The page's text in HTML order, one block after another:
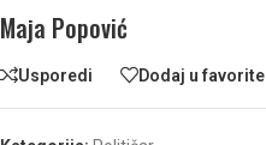
Maja Popović
Usporedi Dodaj u favorite